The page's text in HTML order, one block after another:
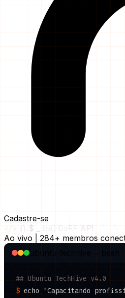
Cadastre-se
</>
{} $ _ fn() 0xFF API
Ao vivo
284+ membros
## Ubuntu TechHive v4.0
$ echo "Capacitando